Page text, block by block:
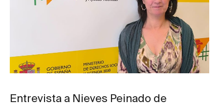
Entrevista a Nieves Peinado de